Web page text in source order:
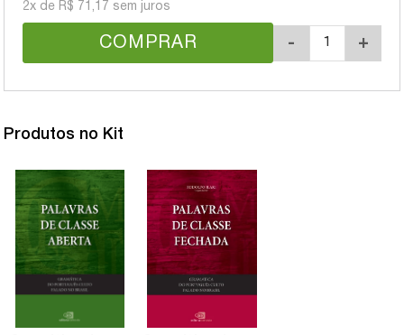
2x de R$ 71,17 sem juros
COMPRAR - +
Produtos no Kit